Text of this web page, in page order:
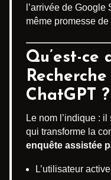
l’arrivée de
même promesse
Qu’est-ce
ChatGPT ?
Le nom l’indique : il
qui transforme la
enquête assistée
L’utilisateur